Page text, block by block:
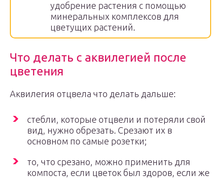
удобрение растения с помощью
минеральных комплексов для
цветущих растений.
Что делать с аквилегией после
цветения
Аквилегия отцвела что делать дальше:
стебли, которые отцвели и потеряли свой
вид, нужно обрезать. Срезают их в
основном по самые розетки;
то, что срезано, можно применить для
компоста, если цветок был здоров, если же